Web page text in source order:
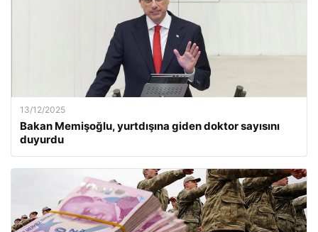
13/12/2025
Bakan Memişoğlu, yurtdışına giden doktor sayısını
duyurdu